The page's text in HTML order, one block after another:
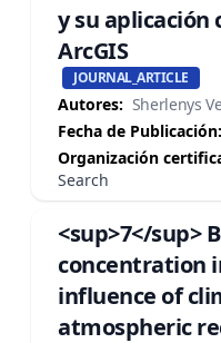
y su
ArcGIS
JOURNAL_ARTICLE
Autores: Sherlenys
Fecha de Publicación:
Organización
Search
<sup>7</sup>
concentration
influence of
atmospheric